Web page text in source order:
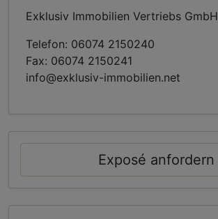
Exklusiv Immobilien Vertriebs GmbH
Telefon: 06074 2150240
Fax: 06074 2150241
info@exklusiv-immobilien.net
Exposé anfordern